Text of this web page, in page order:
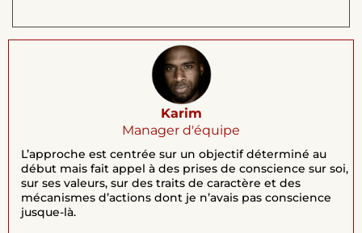
Karim
Manager d'équipe
L’approche est centrée sur un objectif déterminé au
début mais fait appel à des prises de conscience sur soi,
sur ses valeurs, sur des traits de caractère et des
mécanismes d’actions dont je n’avais pas conscience
jusque-là.